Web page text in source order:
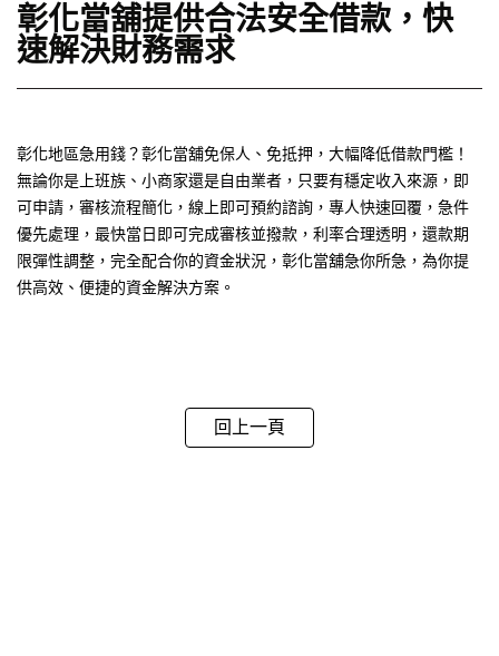
彰化當舖提供合法安全借款，快
速解決財務需求
彰化地區急用錢？彰化當舖免保人、免抵押，大幅降低借款門檻！
無論你是上班族、小商家還是自由業者，只要有穩定收入來源，即
可申請，審核流程簡化，線上即可預約諮詢，專人快速回覆，急件
優先處理，最快當日即可完成審核並撥款，利率合理透明，還款期
限彈性調整，完全配合你的資金狀況，彰化當舖急你所急，為你提
供高效、便捷的資金解決方案。
回上一頁